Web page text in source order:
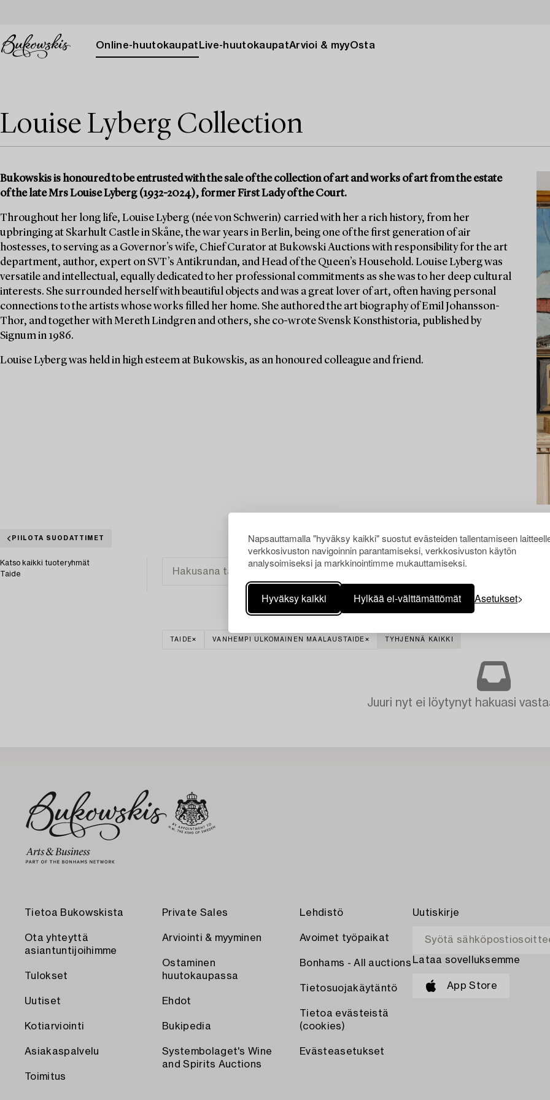
Napsauttamalla "hyväksy kaikki" suostut evästeiden tallentamiseen
verkkosivuston navigoinnin parantamiseksi, verkkosivuston käytön
analysoimiseksi ja markkinointimme mukauttamiseksi.
Hyväksy kaikki Hylkää ei-välttämättömät Asetukset
Online-huutokaupat Live-huutokaupatArvioi & myyOsta
Louise Lyberg Collection
Bukowskis is honoured to be entrusted with the sale of the collection of art and works of art from the estate
of the late Mrs Louise Lyberg (1932-2024), former First Lady of the Court.
Throughout her long life, Louise Lyberg (née von Schwerin) carried with her a rich history, from her
upbringing at Skarhult Castle in Skåne, the war years in Berlin, being one of the first generation of air
hostesses, to serving as a Governor's wife, Chief Curator at Bukowski Auctions with responsibility for the art
department, author, expert on SVT’s Antikrundan, and Head of the Queen’s Household. Louise Lyberg was
versatile and intellectual, equally dedicated to her professional commitments as she was to her deep cultural
interests. She surrounded herself with beautiful objects and was a great lover of art, often having personal
connections to the artists whose works filled her home. She authored the art biography of Emil Johansson-
Thor, and together with Mereth Lindgren and others, she co-wrote Svensk Konsthistoria, published by
Signum in 1986.
Louise Lyberg was held in high esteem at Bukowskis, as an honoured colleague and friend.
PIILOTA SUODATTIMET
Katso kaikki tuoteryhmät
Taide
TAIDE VANHEMPI ULKOMAINEN MAALAUSTAIDE TYHJENNÄ KAIKKI
Juuri nyt ei löytynyt hakuasi
Tietoa Bukowskista
Ota yhteyttä
asiantuntijoihimme
Tulokset
Uutiset
Kotiarviointi
Asiakaspalvelu
Toimitus
Private Sales
Arviointi & myyminen
Ostaminen
huutokaupassa
Ehdot
Bukipedia
Systembolaget's Wine
and Spirits Auctions
Lehdistö
Avoimet työpaikat
Bonhams - All auctions
Tietosuojakäytäntö
Tietoa evästeistä
(cookies)
Evästeasetukset
Uutiskirje
Lataa sovelluksemme
App Store